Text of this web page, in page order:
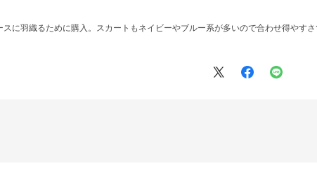
に羽織るために購入。スカートもネイビーやブルー系が多いので合わせ得やす